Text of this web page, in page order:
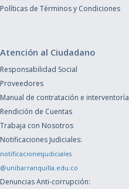
Políticas de Términos y Condiciones
Atención al Ciudadano
Responsabilidad Social
Proveedores
Manual de contratación e interventoría
Rendición de Cuentas
Trabaja con Nosotros
Notificaciones Judiciales:
notificacionesjudiciales
@unibarranquilla.edu.co
Denuncias Anti-corrupción: